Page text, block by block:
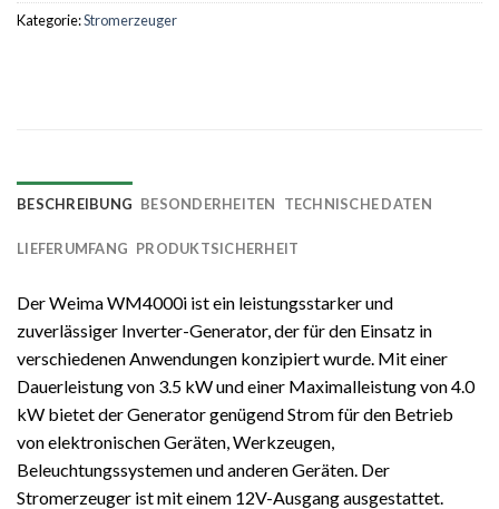
Kategorie:Stromerzeuger
BESCHREIBUNG BESONDERHEITEN TECHNISCHE DATEN
LIEFERUMFANG PRODUKTSICHERHEIT
Der Weima WM4000i ist ein leistungsstarker und
zuverlässiger Inverter-Generator, der für den Einsatz in
verschiedenen Anwendungen konzipiert wurde. Mit einer
Dauerleistung von 3.5 kW und einer Maximalleistung von 4.0
kW bietet der Generator genügend Strom für den Betrieb
von elektronischen Geräten, Werkzeugen,
Beleuchtungssystemen und anderen Geräten. Der
Stromerzeuger ist mit einem 12V-Ausgang ausgestattet.